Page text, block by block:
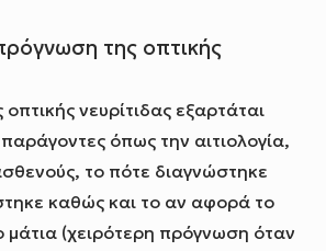
της οπτικής
νευρίτιδας εξαρτάται
όπως την αιτιολογία,
το πότε διαγνώστηκε
καθώς και το αν αφορά το
μάτια (χειρότερη πρόγνωση όταν